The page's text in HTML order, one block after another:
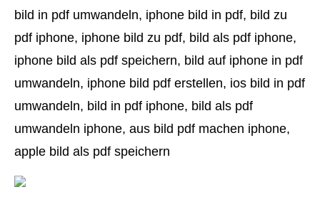
bild in pdf umwandeln, iphone bild in pdf, bild zu
pdf iphone, iphone bild zu pdf, bild als pdf iphone,
iphone bild als pdf speichern, bild auf iphone in pdf
umwandeln, iphone bild pdf erstellen, ios bild in pdf
umwandeln, bild in pdf iphone, bild als pdf
umwandeln iphone, aus bild pdf machen iphone,
apple bild als pdf speichern